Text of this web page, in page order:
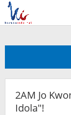
Skip
content
2AM Jo
Idola"!